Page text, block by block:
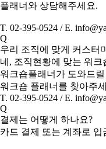
플래너와 상담해주세요.
T. 02-395-0524 / E.
Q
우리 조직에 맞게 커스터
네, 조직현황에 맞는 워크
워크숍플래너가 도와드
워크숍 플래너를 찾아주
T. 02-395-0524 / E.
Q
결제는 어떻게 하나요?
카드 결제 또는 계좌로 입